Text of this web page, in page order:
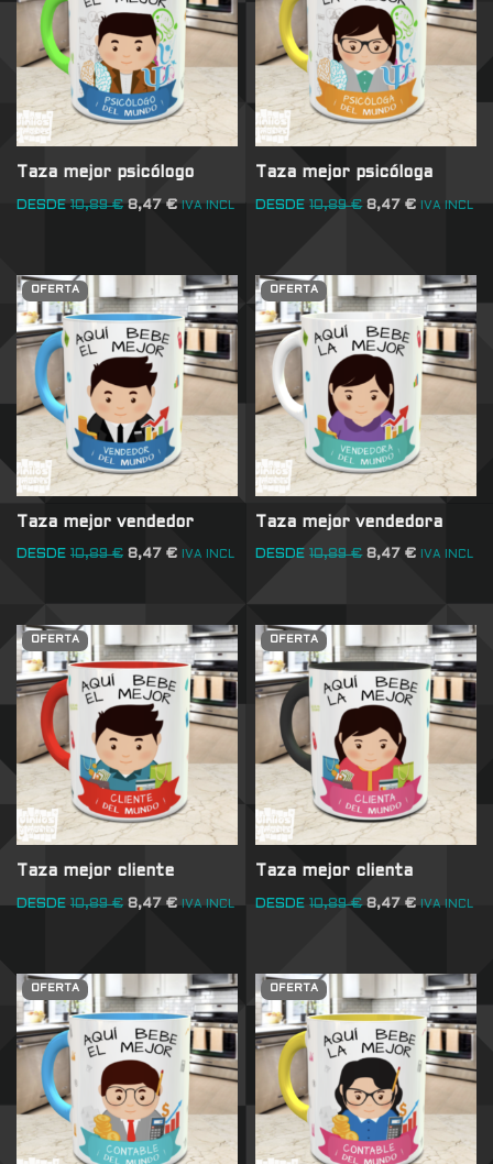
Taza mejor psicólogo
DESDE 10,89€ 8,47€ IVA INCL
Taza mejor psicóloga
DESDE 10,89€ 8,47€ IVA INCL
OFERTA
Taza mejor vendedor
DESDE 10,89€ 8,47 € IVA INCL
OFERTA
Taza mejor vendedora
DESDE 10,89€ 8,47€ IVA INCL
OFERTA
Taza mejor cliente
DESDE 10,89€ 8,47€ IVA INCL
OFERTA
Taza mejor clienta
DESDE 10,89€ 8,47€ IVA INCL
OFERTA OFERTA